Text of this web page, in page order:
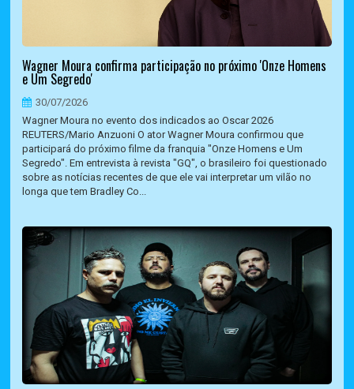
Wagner Moura confirma participação no próximo 'Onze Homens
e Um Segredo'
30/07/2026
Wagner Moura no evento dos indicados ao Oscar 2026
REUTERS/Mario Anzuoni O ator Wagner Moura confirmou que
participará do próximo filme da franquia "Onze Homens e Um
Segredo". Em entrevista à revista "GQ", o brasileiro foi questionado
sobre as notícias recentes de que ele vai interpretar um vilão no
longa que tem Bradley Co...